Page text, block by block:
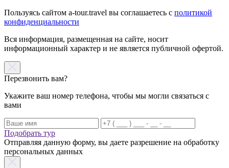
Пользуясь сайтом a-tour.travel вы соглашаетесь с политикой
конфиденциальности
Вся информация, размещенная на сайте, носит
информационный характер и не является публичной офертой.
Перезвонить вам?
Укажите ваш номер телефона, чтобы мы могли связаться с
вами
Подобрать тур
Отправляя данную форму, вы даете разрешение на обработку
персональных данных